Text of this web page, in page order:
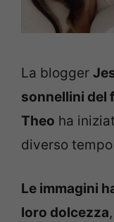
La blogger
sonnellini del
Theo ha
diverso
Le immagini
loro dolcezza